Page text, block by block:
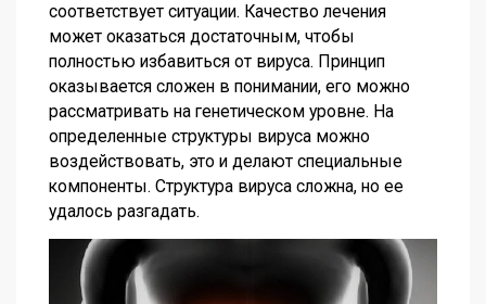
соответствует ситуации. Качество лечения
может оказаться достаточным, чтобы
полностью избавиться от вируса. Принцип
оказывается сложен в понимании, его можно
рассматривать на генетическом уровне. На
определенные структуры вируса можно
воздействовать, это и делают специальные
компоненты. Структура вируса сложна, но ее
удалось разгадать.